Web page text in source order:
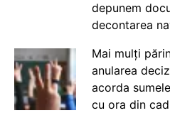
depunem
decontarea
Mai mulți
anularea
acorda
cu ora din